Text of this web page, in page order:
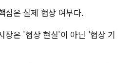
심은 실제 협상 여부다.
장은 '협상 현실'이 아닌 '협상 기